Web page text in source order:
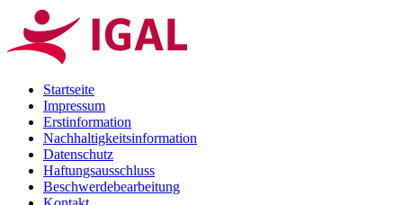
Startseite
Impressum
Erstinformation
Nachhaltigkeitsinformation
Datenschutz
Haftungsausschluss
Beschwerdebearbeitung